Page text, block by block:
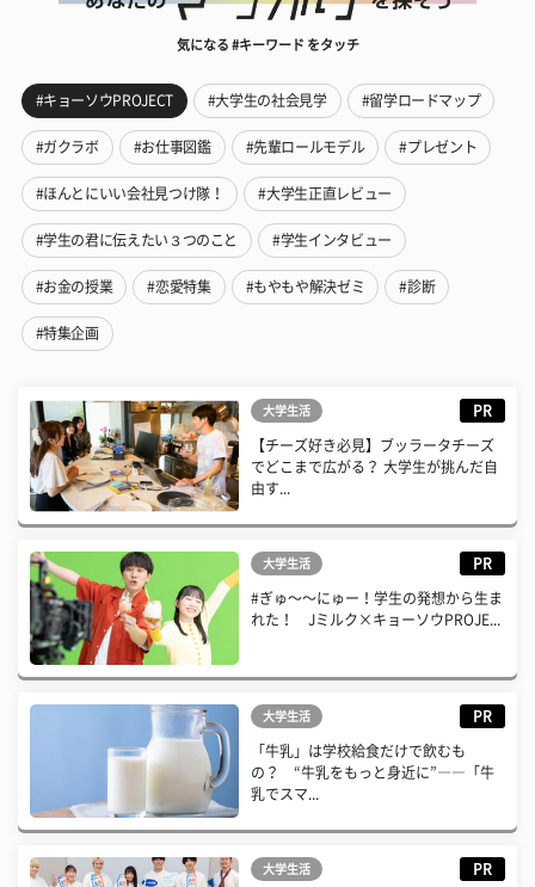
気になる #キーワード をタッチ
#キョーソウPROJECT #大学生の社会見学 #留学ロードマップ
#ガクラボ #お仕事図鑑 #先輩ロールモデル #プレゼント
#ほんとにいい会社見つけ隊！ #大学生正直レビュー
#学生の君に伝えたい３つのこと #学生インタビュー
#お金の授業 #恋愛特集 #もやもや解決ゼミ #診断
#特集企画
大学生活 PR
【チーズ好き必見】ブッラータチーズ
でどこまで広がる？ 大学生が挑んだ自
由す...
大学生活 PR
#ぎゅ〜〜にゅー！学生の発想から生ま
れた！ Jミルク×キョーソウPROJE...
大学生活 PR
「牛乳」は学校給食だけで飲むも
の？ “牛乳をもっと身近に”――「牛
乳でスマ...
大学生活 PR